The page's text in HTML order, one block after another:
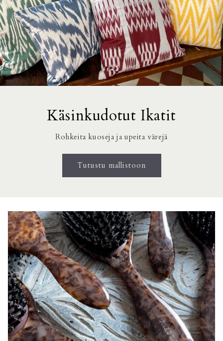
Käsinkudotut Ikatit
Rohkeita kuoseja ja upeita värejä
Tutustu mallistoon